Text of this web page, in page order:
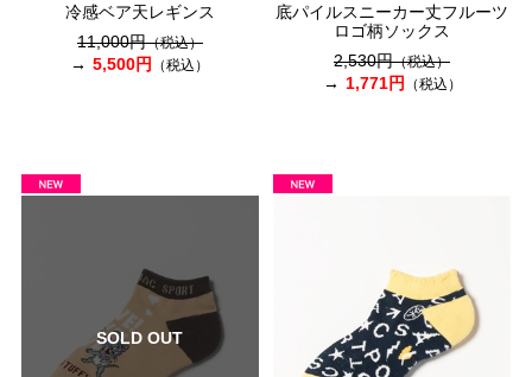
冷感ベア天レギンス
11,000円（税込）
5,500円 （税込）
底パイルスニーカー丈フルーツ
ロゴ柄ソックス
2,530円（税込）
1,771円 （税込）
SOLD OUT